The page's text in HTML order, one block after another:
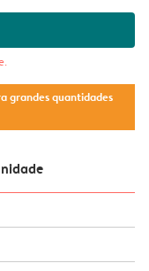
.
grandes quantidades